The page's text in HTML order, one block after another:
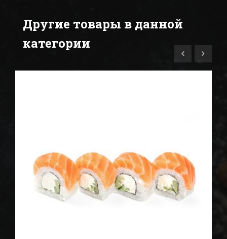
Другие товары в данной
категории